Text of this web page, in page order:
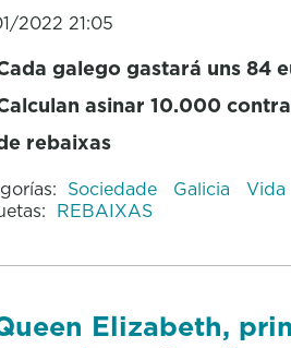
2022 21:05
galego gastará uns 84
asinar 10.000
rebaixas
Sociedade Galicia
Vida
REBAIXAS
Elizabeth,